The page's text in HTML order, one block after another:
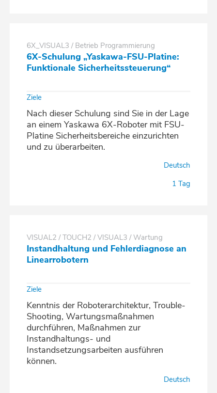
6X_VISUAL3 / Betrieb Programmierung
6X-Schulung „Yaskawa-FSU-Platine:
Funktionale Sicherheitssteuerung“
Ziele
Nach dieser Schulung sind Sie in der Lage
an einem Yaskawa 6X-Roboter mit FSU-
Platine Sicherheitsbereiche einzurichten
und zu überarbeiten.
Deutsch
1 Tag
VISUAL2 / TOUCH2 / VISUAL3 / Wartung
Instandhaltung und Fehlerdiagnose an
Linearrobotern
Ziele
Kenntnis der Roboterarchitektur, Trouble-
Shooting, Wartungsmaßnahmen
durchführen, Maßnahmen zur
Instandhaltungs- und
Instandsetzungsarbeiten ausführen
können.
Deutsch